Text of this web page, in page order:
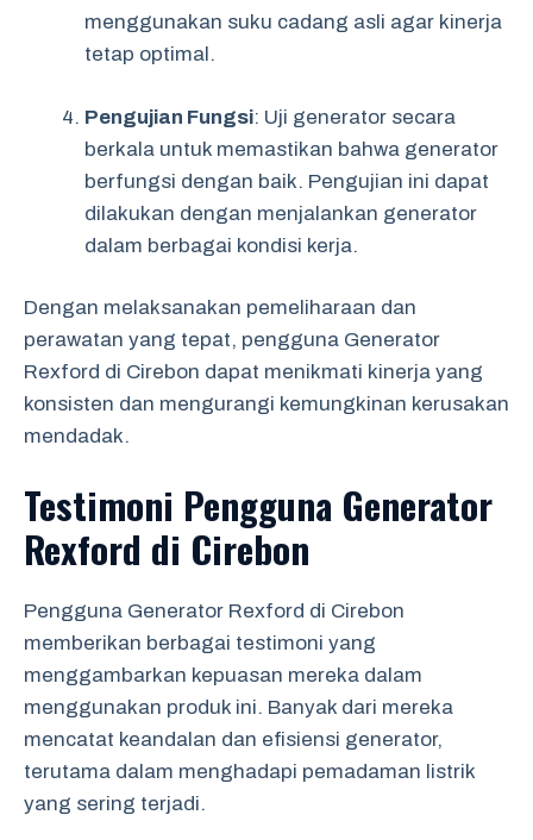
menggunakan suku cadang asli agar kinerja
tetap optimal.
Pengujian Fungsi: Uji generator secara
berkala untuk memastikan bahwa generator
berfungsi dengan baik. Pengujian ini dapat
dilakukan dengan menjalankan generator
dalam berbagai kondisi kerja.
Dengan melaksanakan pemeliharaan dan
perawatan yang tepat, pengguna Generator
Rexford di Cirebon dapat menikmati kinerja yang
konsisten dan mengurangi kemungkinan kerusakan
mendadak.
Testimoni Pengguna Generator
Rexford di Cirebon
Pengguna Generator Rexford di Cirebon
memberikan berbagai testimoni yang
menggambarkan kepuasan mereka dalam
menggunakan produk ini. Banyak dari mereka
mencatat keandalan dan efisiensi generator,
terutama dalam menghadapi pemadaman listrik
yang sering terjadi.